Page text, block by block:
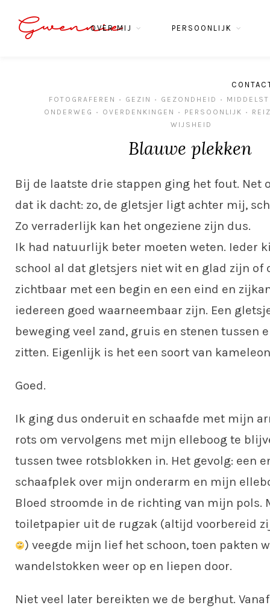
Gwennie
OVER MIJ PERSOONLIJK
FOTOGRAFEREN • GEZIN • GEZONDHEID •
ONDERWEG
• OVERDENKINGEN • PERSOONLIJK •
WIJSHEID
Blauwe plekken
Bij de laatste drie stappen ging het fout. Net
dat ik dacht: zo, de gletsjer ligt achter mij,
Zo verraderlijk kan het ongeziene zijn dus.
Ik had natuurlijk beter moeten weten. Ieder
school al dat gletsjers niet wit en glad zijn of
zichtbaar met een begin en een eind en
iedereen goed waarneembaar zijn. Een
beweging veel zand, gruis en stenen tussen
zitten. Eigenlijk is het een soort van
Goed.
Ik ging dus onderuit en schaafde met mijn
rots om vervolgens met mijn elleboog te
tussen twee rotsblokken in. Het gevolg: een
schaafplek over mijn onderarm en mijn
Bloed stroomde in de richting van mijn pols.
toiletpapier uit de rugzak (altijd voorbereid
) veegde mijn lief het schoon, toen pakten
wandelstokken weer op en liepen door.
Niet veel later bereikten we de berghut.